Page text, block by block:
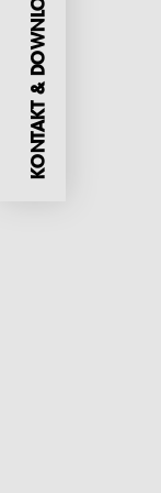
KONTAKT & DOWNLOADS